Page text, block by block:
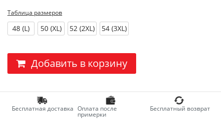
Таблица размеров
48 (L) 50 (XL) 52 (2XL) 54 (3XL)
Добавить в корзину
Бесплатная доставка Оплата после
примерки
Бесплатный возврат